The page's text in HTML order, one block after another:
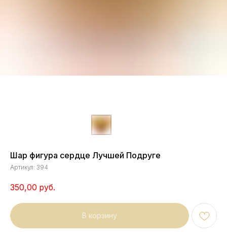
Шар фигура сердце Лучшей Подруге
Артикул: 394
350,00 руб.
В корзину